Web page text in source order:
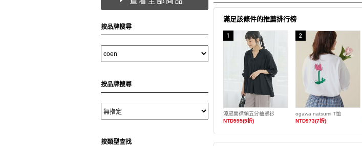
按品牌搜尋
按品牌搜尋
按類型查找
滿足該條件的推薦排行榜
涼感開襟領五分袖罩衫
NTD595(5折)
ogawa natsumi T恤
NTD973(7折)